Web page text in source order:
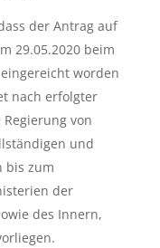
der Antrag auf
29.05.2020 beim
worden
nach erfolgter
von
und
bis zum
der
des Innern,